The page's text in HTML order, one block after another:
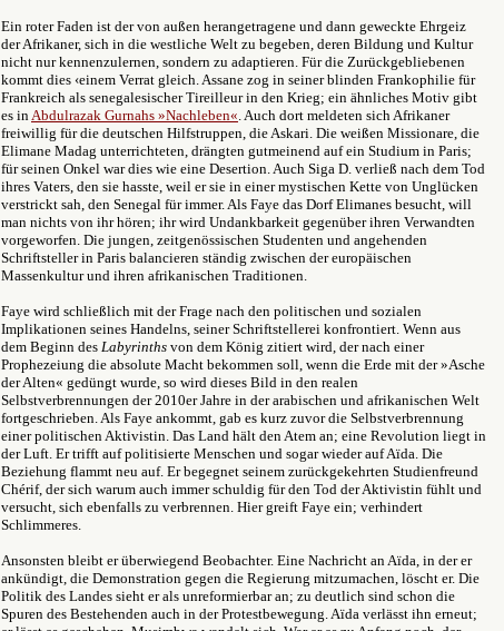
Ein roter Faden ist der von außen herangetragene und dann geweckte Ehrgeiz
der Afrikaner, sich in die westliche Welt zu begeben, deren Bildung und Kultur
nicht nur kennenzulernen, sondern zu adaptieren. Für die Zurückgebliebenen
kommt dies ‹einem Verrat gleich. Assane zog in seiner blinden Frankophilie für
Frankreich als senegalesischer Tireilleur in den Krieg; ein ähnliches Motiv gibt
es inAbdulrazak Gurnahs »Nachleben«. Auch dort meldeten sich Afrikaner
freiwillig für die deutschen Hilfstruppen, die Askari. Die weißen Missionare, die
Elimane Madag unterrichteten, drängten gutmeinend auf ein Studium in Paris;
für seinen Onkel war dies wie eine Desertion. Auch Siga D. verließ nach dem Tod
ihres Vaters, den sie hasste, weil er sie in einer mystischen Kette von Unglücken
verstrickt sah, den Senegal für immer. Als Faye das Dorf Elimanes besucht, will
man nichts von ihr hören; ihr wird Undankbarkeit gegenüber ihren Verwandten
vorgeworfen. Die jungen, zeitgenössischen Studenten und angehenden
Schriftsteller in Paris balancieren ständig zwischen der europäischen
Massenkultur und ihren afrikanischen Traditionen.
Faye wird schließlich mit der Frage nach den politischen und sozialen
Implikationen seines Handelns, seiner Schriftstellerei konfrontiert. Wenn aus
dem Beginn des Labyrinths von dem König zitiert wird, der nach einer
Prophezeiung die absolute Macht bekommen soll, wenn die Erde mit der »Asche
der Alten« gedüngt wurde, so wird dieses Bild in den realen
Selbstverbrennungen der 2010er Jahre in der arabischen und afrikanischen Welt
fortgeschrieben. Als Faye ankommt, gab es kurz zuvor die Selbstverbrennung
einer politischen Aktivistin. Das Land hält den Atem an; eine Revolution liegt in
der Luft. Er trifft auf politisierte Menschen und sogar wieder auf Aïda. Die
Beziehung flammt neu auf. Er begegnet seinem zurückgekehrten Studienfreund
Chérif, der sich warum auch immer schuldig für den Tod der Aktivistin fühlt und
versucht, sich ebenfalls zu verbrennen. Hier greift Faye ein; verhindert
Schlimmeres.
Ansonsten bleibt er überwiegend Beobachter. Eine Nachricht an Aïda, in der er
ankündigt, die Demonstration gegen die Regierung mitzumachen, löscht er. Die
Politik des Landes sieht er als unreformierbar an; zu deutlich sind schon die
Spuren des Bestehenden auch in der Protestbewegung. Aïda verlässt ihn erneut;